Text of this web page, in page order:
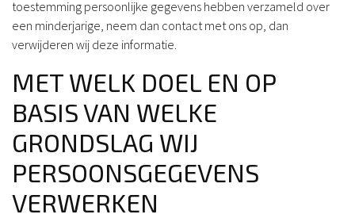
toestemming persoonlijke gegevens hebben verzameld over
een minderjarige, neem dan contact met ons op, dan
verwijderen wij deze informatie.
MET WELK DOEL EN OP
BASIS VAN WELKE
GRONDSLAG WIJ
PERSOONSGEGEVENS
VERWERKEN